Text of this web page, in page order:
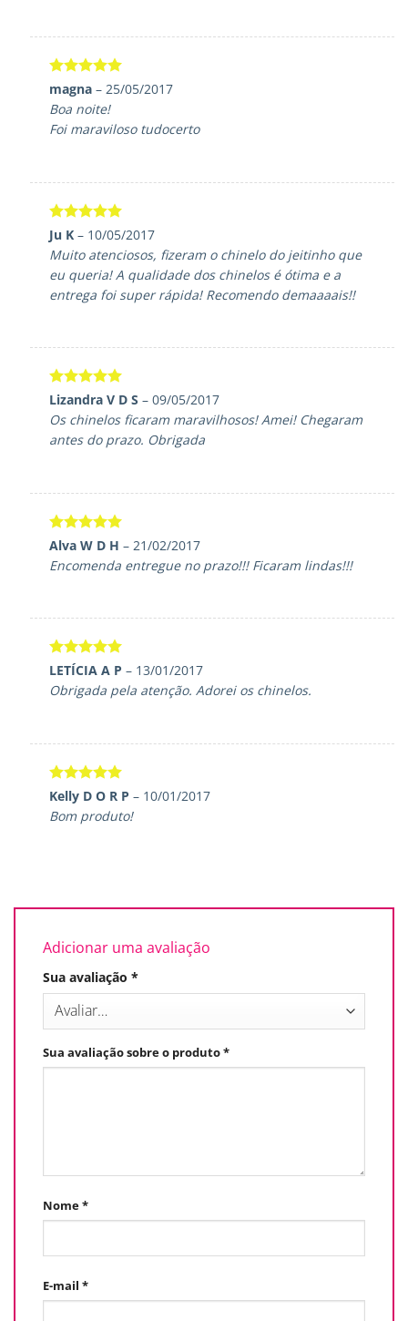
Avaliação5
de 5
magna– 25/05/2017
Boa noite!
Foi maraviloso tudocerto
Avaliação5
de 5
Ju K– 10/05/2017
Muito atenciosos, fizeram o chinelo do jeitinho que
eu queria! A qualidade dos chinelos é ótima e a
entrega foi super rápida! Recomendo demaaaais!!
Avaliação5
de 5
Lizandra V D S– 09/05/2017
Os chinelos ficaram maravilhosos! Amei! Chegaram
antes do prazo. Obrigada
Avaliação5
Alva W D H– 21/02/2017
Encomenda entregue no prazo!!! Ficaram lindas!!!
Avaliação 5
de 5
LETÍCIA A P– 13/01/2017
Obrigada pela atenção. Adorei os chinelos.
Avaliação5
de 5
Kelly D O R P– 10/01/2017
Bom produto!
Adicionar uma avaliação
Sua avaliação *
Sua avaliação sobre o produto*
Nome*
E-mail *